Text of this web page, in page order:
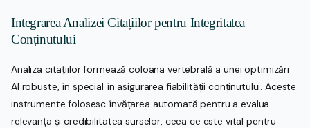
Integrarea Analizei Citațiilor pentru Integritatea
Conținutului
Analiza citațiilor formează coloana vertebrală a unei optimizări
AI robuste, în special în asigurarea fiabilității conținutului. Aceste
instrumente folosesc învățarea automată pentru a evalua
relevanța și credibilitatea surselor, ceea ce este vital pentru